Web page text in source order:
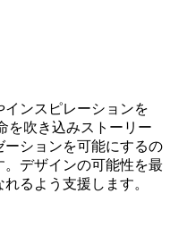
ンスピレーションを
を吹き込みストーリー
ーションを可能にするの
デザインの可能性を最
るよう支援します。